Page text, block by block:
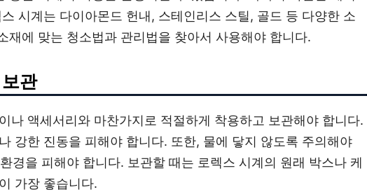
시계는 다이아몬드 헌내, 스테인리스 스틸, 골드 등 다양한 소
재에 맞는 청소법과 관리법을 찾아서 사용해야 합니다.
관
나 액세서리와 마찬가지로 적절하게 착용하고 보관해야 합니다.
강한 진동을 피해야 합니다. 또한, 물에 닿지 않도록 주의해야
경을 피해야 합니다. 보관할 때는 로렉스 시계의 원래 박스나 케
가장 좋습니다.